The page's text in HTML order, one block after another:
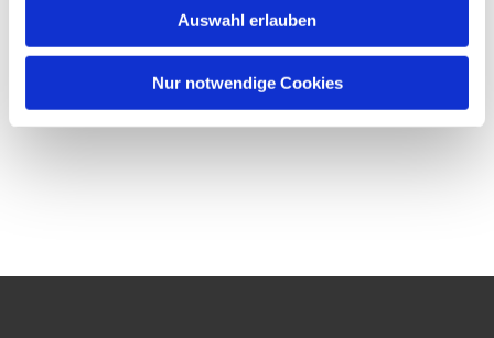
Auswahl erlauben
Nur notwendige Cookies